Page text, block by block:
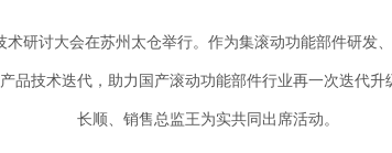
研讨大会在苏州太仓举行。作为集滚动功能部件研
品技术迭代，助力国产滚动功能部件行业再一次迭代
长顺、销售总监王为实共同出席活动。